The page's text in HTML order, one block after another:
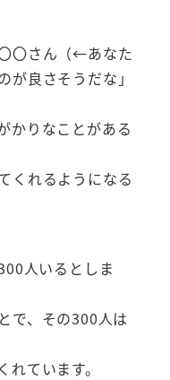
〇さん（←あなた
が良さそうだな」
かりなことがある
くれるようになる
人いるとしま
で、その300人は
ています。